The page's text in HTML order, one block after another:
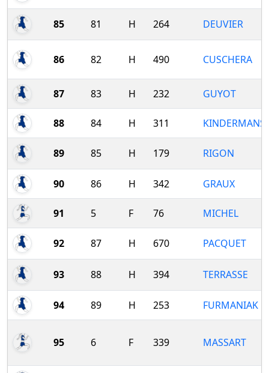
85 81 H 264 DEUVIER
86 82 H 490 CUSCHERA
87 83 H 232 GUYOT
88 84 H 311 KINDERMANS
89 85 H 179 RIGON
90 86 H 342 GRAUX
91 5 F 76 MICHEL
92 87 H 670 PACQUET
93 88 H 394 TERRASSE
94 89 H 253 FURMANIAK
95 6 F 339 MASSART